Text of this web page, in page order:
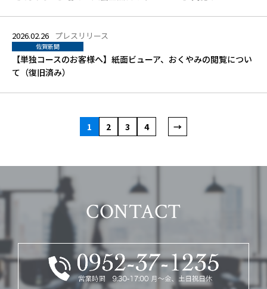
2026.02.26 プレスリリース
佐賀新聞
【単独コースのお客様へ】紙面ビューア、おくやみの閲覧につい
て（復旧済み）
1 2 3 4 →
CONTACT